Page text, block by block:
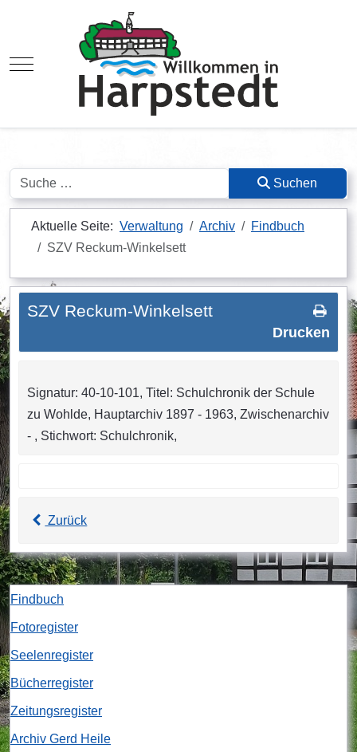
Mobile Menu Toggle
Suchen Suchen
Aktuelle Seite: Verwaltung Archiv
Findbuch
SZV Reckum-Winkelsett
Drucken
SZV Reckum-Winkelsett
Signatur: 40-10-101, Titel: Schulchronik der Schule
zu Wohlde, Hauptarchiv 1897 - 1963, Zwischenarchiv
- , Stichwort: Schulchronik,
Zurück
Findbuch
Fotoregister
Seelenregister
Bücherregister
Zeitungsregister
Archiv Gerd Heile